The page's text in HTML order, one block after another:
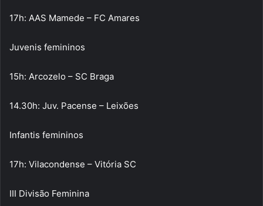
17h: AAS Mamede – FC Amares
Juvenis femininos
15h: Arcozelo – SC Braga
14.30h: Juv. Pacense – Leixões
Infantis femininos
17h: Vilacondense – Vitória SC
III Divisão Feminina